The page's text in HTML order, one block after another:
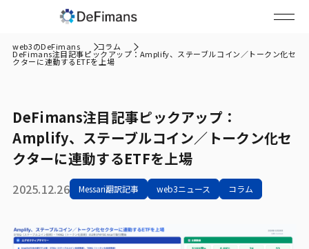
web3のDeFimans コラム
DeFimans注目記事ピックアップ：Amplify、ステーブルコイン／トークン化セ
クターに連動するETFを上場
DeFimans注目記事ピックアップ：
Amplify、ステーブルコイン／トークン化セ
クターに連動するETFを上場
2025.12.26 Messari翻訳記事 web3ニュース コラム